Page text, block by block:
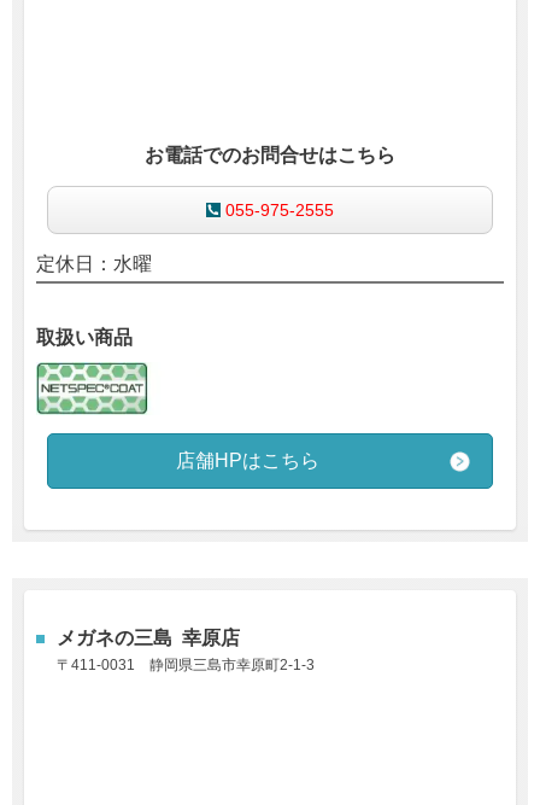
お電話でのお問合せはこちら
055-975-2555
定休日：水曜
取扱い商品
店舗HPはこちら
メガネの三島 幸原店
〒 411-0031 静岡県三島市幸原町2-1-3